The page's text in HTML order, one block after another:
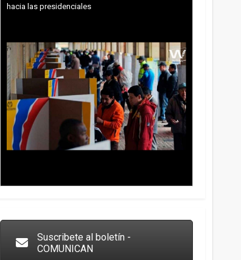
hacia las presidenciales
Suscribete al boletín -
COMUNICAN